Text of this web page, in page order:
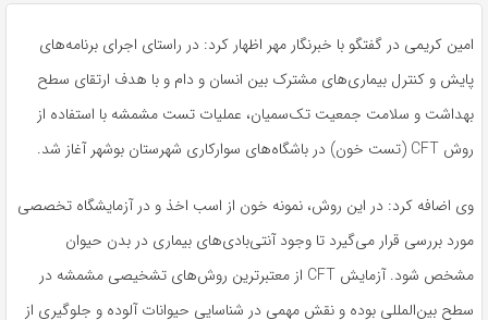
امین کریمی در گفتگو با خبرنگار مهر اظهار کرد: در راستای اجرای برنامه‌های
پایش و کنترل بیماری‌های مشترک بین انسان و دام و با هدف ارتقای سطح
بهداشت و سلامت جمعیت تک‌سمیان، عملیات تست مشمشه با استفاده از
روش CFT (تست خون) در باشگاه‌های سوارکاری شهرستان بوشهر آغاز شد.
وی اضافه کرد: در این روش، نمونه خون از اسب اخذ و در آزمایشگاه تخصصی
مورد بررسی قرار می‌گیرد تا وجود آنتی‌بادی‌های بیماری در بدن حیوان
مشخص شود. آزمایش CFT از معتبرترین روش‌های تشخیصی مشمشه در
سطح بین‌المللی بوده و نقش مهمی در شناسایی حیوانات آلوده و جلوگیری از